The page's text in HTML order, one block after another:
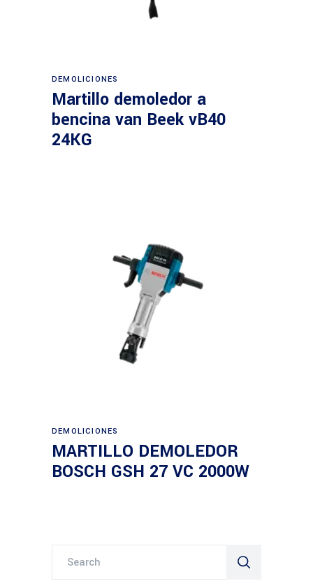
DEMOLICIONES
Martillo demoledor a
bencina van Beek vB40
24KG
DEMOLICIONES
MARTILLO DEMOLEDOR
BOSCH GSH 27 VC 2000W